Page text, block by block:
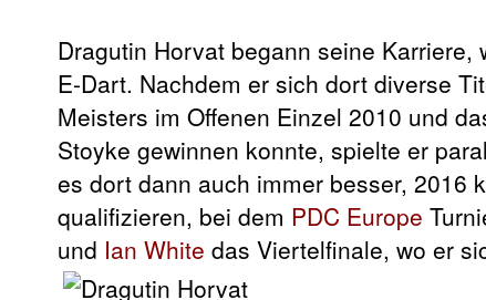
Dragutin Horvat begann seine
E-Dart. Nachdem er sich dort diverse
Meisters im Offenen Einzel 2010 und
Stoyke gewinnen konnte, spielte er
es dort dann auch immer besser, 2016
qualifizieren, bei dem PDC Europe
und Ian White das Viertelfinale, wo er